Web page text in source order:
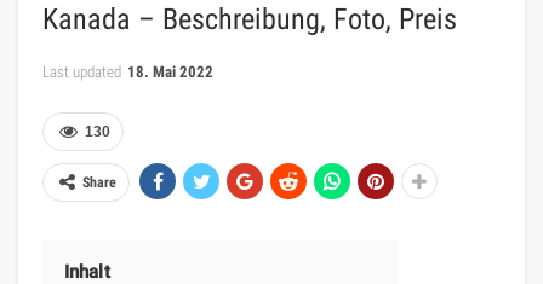
Kanada – Beschreibung, Foto, Preis
Last updated 18. Mai 2022
130
Share
Inhalt